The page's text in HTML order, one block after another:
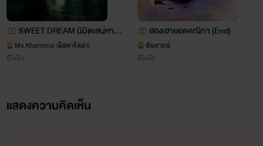
SWEET DREAM นิมิตเสน่หา (3
P)
Ms.Kharisma (มิสคาริสม่า)
อีโรติก
ฮองเฮายอดคณิกา (End)
ซันซายน์
อีโรติก
แสดงความคิดเห็น